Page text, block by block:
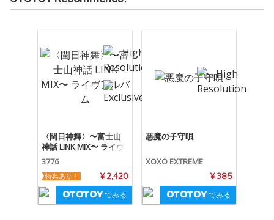
〈閏日神舞〉〜富士山
神話 LINK MIX〜 ライヴ
アルバム
3776
¥ 2,420
特典あり！
でみる
悪魔の子守唄
XOXO EXTREME
¥ 385
でみる